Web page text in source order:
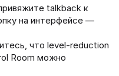
talkback к
на интерфейсе —
что level‑reduction
Room можно